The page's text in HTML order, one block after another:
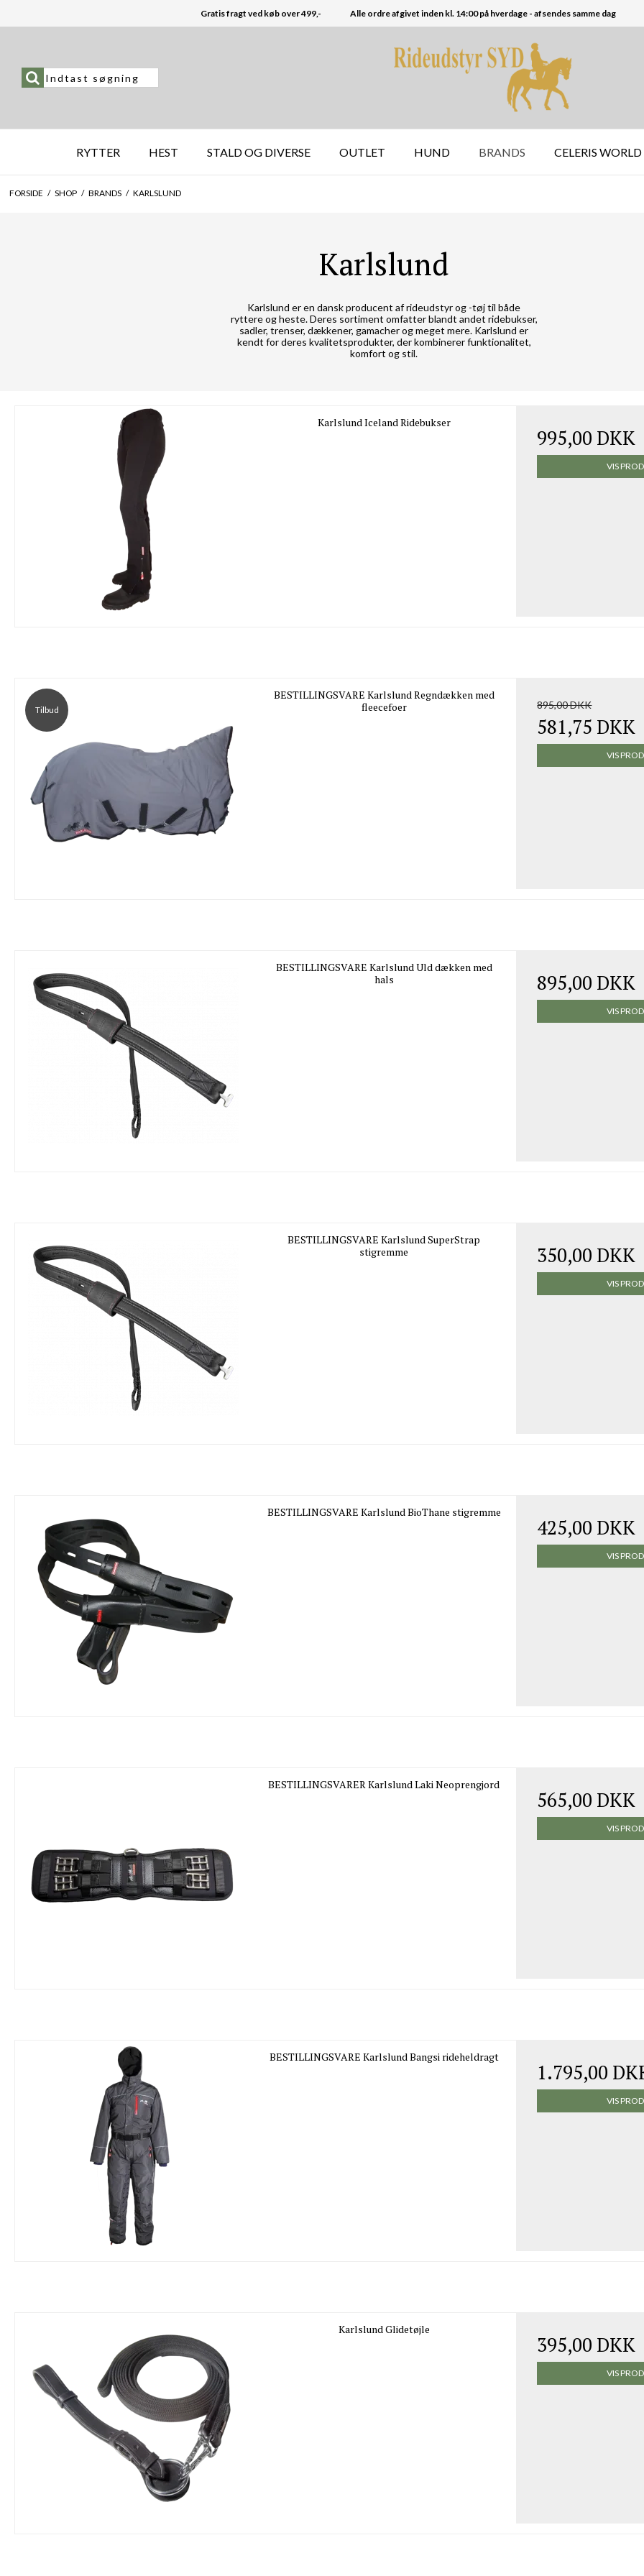
Gratis fragt ved køb over 499,- Alle ordre afgivet inden kl. 14:00 på hverdage - afsendes samme dag
RYTTER HEST STALD OG DIVERSE OUTLET HUND BRANDS CELERIS WORLD
FORSIDE / SHOP / BRANDS / KARLSLUND
Karlslund
Karlslund er en dansk producent af rideudstyr og -tøj til både
ryttere og heste. Deres sortiment omfatter blandt andet ridebukser,
sadler, trenser, dækkener, gamacher og meget mere. Karlslund er
kendt for deres kvalitetsprodukter, der kombinerer funktionalitet,
komfort og stil.
Karlslund Iceland Ridebukser
995,00 DKK
VIS
Tilbud
BESTILLINGSVARE Karlslund Regndækken med
fleecefoer
895,00 DKK
581,75 DKK
VIS
BESTILLINGSVARE Karlslund Uld dækken med
hals
895,00 DKK
VIS
BESTILLINGSVARE Karlslund SuperStrap
stigremme
350,00 DKK
VIS
BESTILLINGSVARE Karlslund BioThane stigremme
425,00 DKK
VIS
BESTILLINGSVARER Karlslund Laki Neoprengjord
565,00 DKK
VIS
BESTILLINGSVARE Karlslund Bangsi rideheldragt
1.795,00
VIS
Karlslund Glidetøjle
395,00 DKK
VIS